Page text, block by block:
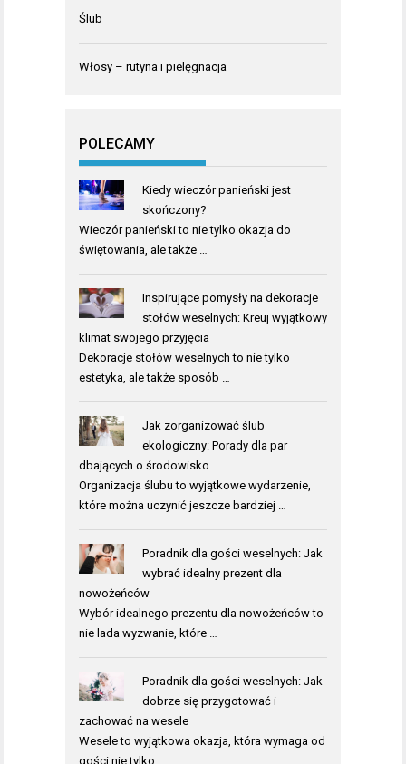
Ślub
Włosy – rutyna i pielęgnacja
POLECAMY
Kiedy wieczór panieński jest
skończony?
Wieczór panieński to nie tylko okazja do
świętowania, ale także …
Inspirujące pomysły na dekoracje
stołów weselnych: Kreuj wyjątkowy
klimat swojego przyjęcia
Dekoracje stołów weselnych to nie tylko
estetyka, ale także sposób …
Jak zorganizować ślub
ekologiczny: Porady dla par
dbających o środowisko
Organizacja ślubu to wyjątkowe wydarzenie,
które można uczynić jeszcze bardziej …
Poradnik dla gości weselnych: Jak
wybrać idealny prezent dla
nowożeńców
Wybór idealnego prezentu dla nowożeńców to
nie lada wyzwanie, które …
Poradnik dla gości weselnych: Jak
dobrze się przygotować i
zachować na wesele
Wesele to wyjątkowa okazja, która wymaga od
gości nie tylko …